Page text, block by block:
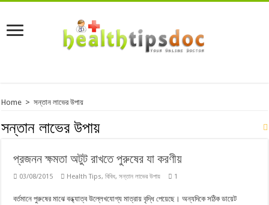
Home > সন্তান লাভের উপায়
সন্তান লাভের উপায়
প্রজনন ক্ষমতা অটুট রাখতে পুরুষের যা করণীয়
03/08/2015 Health Tips,বিবিধ,সন্তান লাভের উপায় 1
বর্তমানে পুরুষের মাঝে বন্ধ্যাত্ব উল্লেখযোগ্য মাত্রায় বৃদ্ধি পেয়েছে। অন্যদিকে সঠিক ডায়েট